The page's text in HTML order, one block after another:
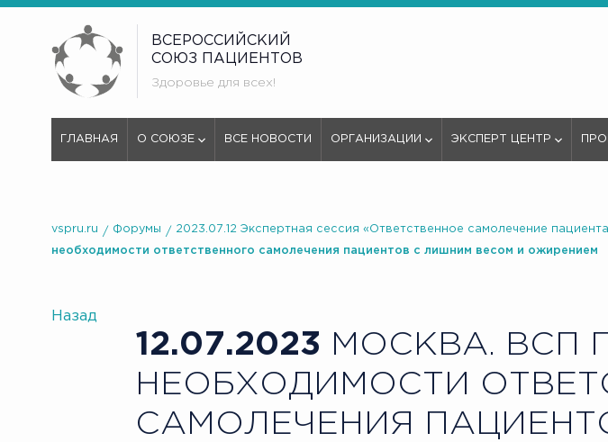
ВСЕРОССИЙСКИЙ
СОЮЗ ПАЦИЕНТОВ
Здоровье для всех!
ГЛАВНАЯ О СОЮЗЕ ВСЕ НОВОСТИ ОРГАНИЗАЦИИ ЭКСПЕРТ ЦЕНТР
vspru.ru Форумы 2023.07.12 Экспертная сессия «Ответственное самолечение
необходимости ответственного самолечения пациентов с лишним весом и ожирением
Назад
12.07.2023 МОСКВА. ВСП
НЕОБХОДИМОСТИ
САМОЛЕЧЕНИЯ